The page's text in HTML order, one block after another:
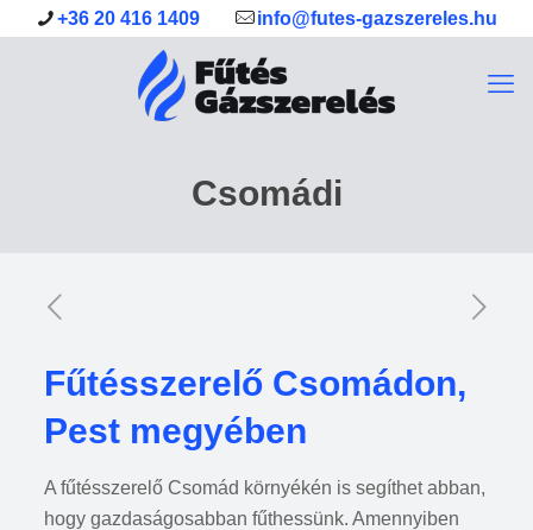
+36 20 416 1409 info@futes-gazszereles.hu
Csomádi
Fűtésszerelő Csomádon,
Pest megyében
A fűtésszerelő Csomád környékén is segíthet abban,
hogy gazdaságosabban fűthessünk. Amennyiben